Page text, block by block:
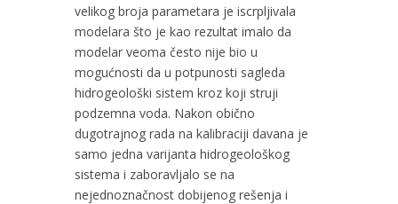
velikog broja parametara je iscrpljivala
modelara što je kao rezultat imalo da
modelar veoma često nije bio u
mogućnosti da u potpunosti sagleda
hidrogeološki sistem kroz koji struji
podzemna voda. Nakon obično
dugotrajnog rada na kalibraciji davana je
samo jedna varijanta hidrogeološkog
sistema i zaboravljalo se na
nejednoznačnost dobijenog rešenja i